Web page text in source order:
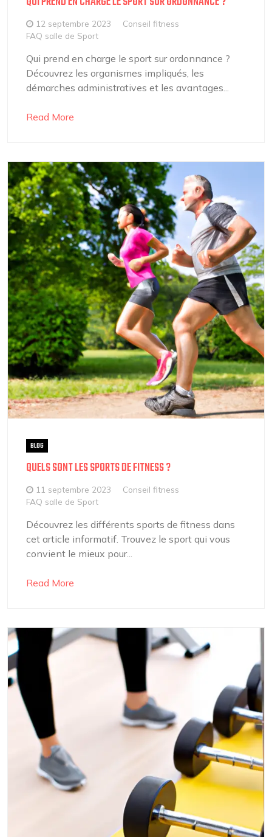
12 septembre 2023
Conseil fitness
FAQ salle de Sport
Qui prend en charge le sport sur ordonnance ?
Découvrez les organismes impliqués, les
démarches administratives et les avantages...
Read More
BLOG
QUELS SONT LES SPORTS DE FITNESS ?
11 septembre 2023
Conseil fitness
FAQ salle de Sport
Découvrez les différents sports de fitness dans
cet article informatif. Trouvez le sport qui vous
convient le mieux pour...
Read More